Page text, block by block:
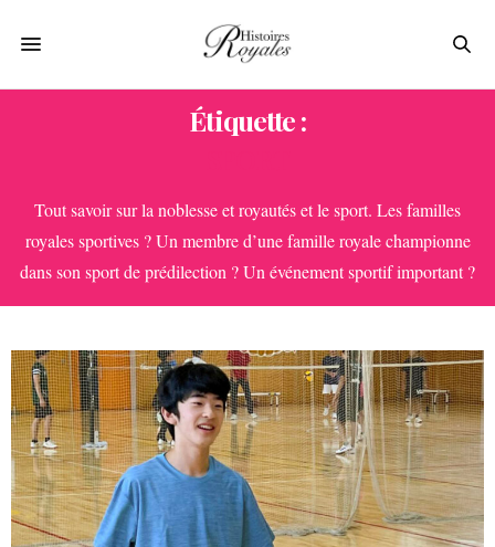
Étiquette :
Tout savoir sur la noblesse et royautés et le sport. Les familles
royales sportives ? Un membre d’une famille royale championne
dans son sport de prédilection ? Un événement sportif important ?